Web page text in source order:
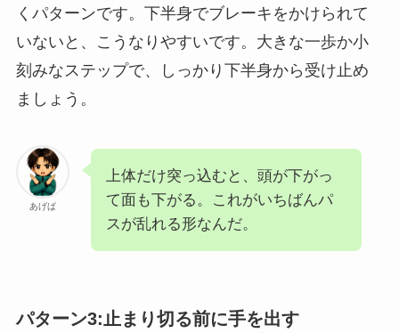
くパターンです。下半身でブレーキをかけられて
いないと、こうなりやすいです。大きな一歩か小
刻みなステップで、しっかり下半身から受け止め
ましょう。
あげば
上体だけ突っ込むと、頭が下がっ
て面も下がる。これがいちばんパ
スが乱れる形なんだ。
パターン3:止まり切る前に手を出す